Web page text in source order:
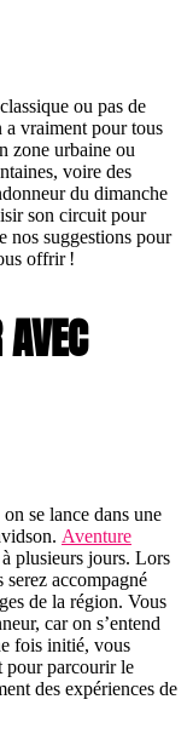
ou pas de
a vraiment pour tous
zone urbaine ou
voire des
du dimanche
son circuit pour
nos suggestions pour
offrir !
se lance dans une
Aventure
plusieurs jours. Lors
accompagné
de la région. Vous
car on s’entend
fois initié, vous
pour parcourir le
des expériences de